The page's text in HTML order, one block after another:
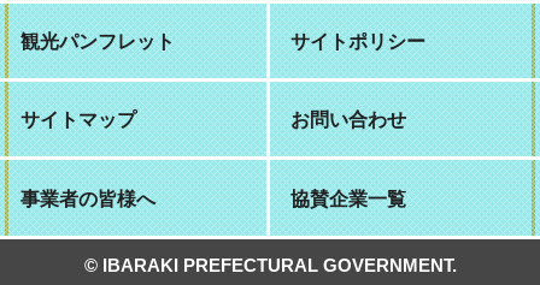
観光パンフレット サイトポリシー
サイトマップ お問い合わせ
事業者の皆様へ 協賛企業一覧
© IBARAKI PREFECTURAL GOVERNMENT.